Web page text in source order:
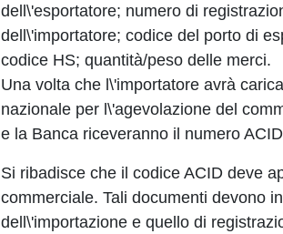
dell\'esportatore; numero di
dell\'importatore; codice del porto di
codice HS; quantità/peso delle merci.
Una volta che l\'importatore avrà
nazionale per l\'agevolazione del
e la Banca riceveranno il numero
Si ribadisce che il codice ACID deve
commerciale. Tali documenti devono
dell\'importazione e quello di